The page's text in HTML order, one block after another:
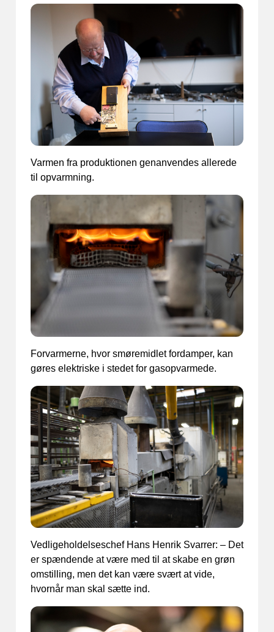
Varmen fra produktionen genanvendes allerede
til opvarmning.
Forvarmerne, hvor smøremidlet fordamper, kan
gøres elektriske i stedet for gasopvarmede.
Vedligeholdelseschef Hans Henrik Svarrer: – Det
er spændende at være med til at skabe en grøn
omstilling, men det kan være svært at vide,
hvornår man skal sætte ind.